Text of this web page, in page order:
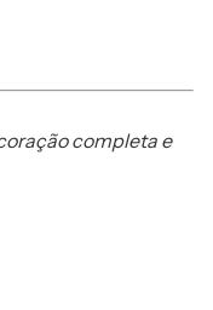
completa e